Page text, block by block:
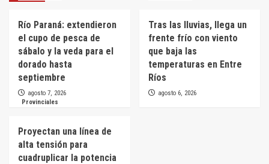
Río Paraná: extendieron
el cupo de pesca de
sábalo y la veda para el
dorado hasta
septiembre
agosto 7, 2026
Tras las lluvias, llega un
frente frío con viento
que baja las
temperaturas en Entre
Ríos
agosto 6, 2026
Provinciales
Proyectan una línea de
alta tensión para
cuadruplicar la potencia